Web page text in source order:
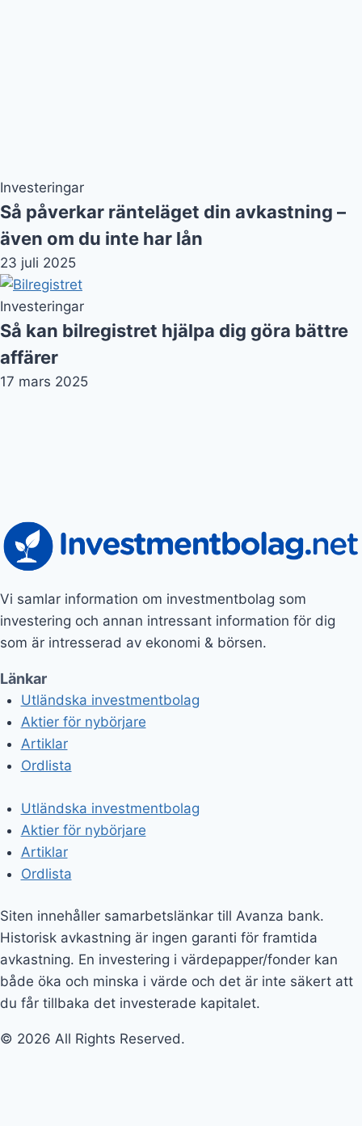
Investeringar
Så påverkar ränteläget din avkastning –
även om du inte har lån
23 juli 2025
Investeringar
Så kan bilregistret hjälpa dig göra bättre
affärer
17 mars 2025
Vi samlar information om investmentbolag som
investering och annan intressant information för dig
som är intresserad av ekonomi & börsen.
Länkar
Utländska investmentbolag
Aktier för nybörjare
Artiklar
Ordlista
Utländska investmentbolag
Aktier för nybörjare
Artiklar
Ordlista
Siten innehåller samarbetslänkar till Avanza bank.
Historisk avkastning är ingen garanti för framtida
avkastning. En investering i värdepapper/fonder kan
både öka och minska i värde och det är inte säkert att
du får tillbaka det investerade kapitalet.
© 2026 All Rights Reserved.